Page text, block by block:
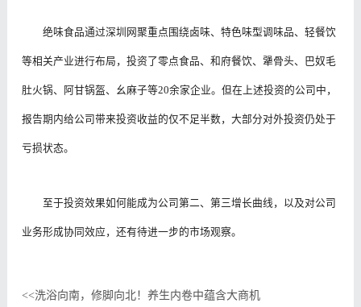
绝味食品通过深圳网聚重点围绕卤味、特色味型调味品、轻餐饮
等相关产业进行布局，投资了零点食品、和府餐饮、犟骨头、巴奴毛
肚火锅、阿甘锅盔、幺麻子等20余家企业。但在上述投资的公司中，
报告期内给公司带来投资收益的仅不足半数，大部分对外投资仍处于
亏损状态。
至于投资效果如何能成为公司第二、第三增长曲线，以及对公司
业务形成协同效应，还有待进一步的市场观察。
<<洗浴向南，修脚向北！养生内卷中蕴含大商机